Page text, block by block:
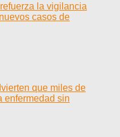
la vigilancia
casos de
que miles de
enfermedad sin